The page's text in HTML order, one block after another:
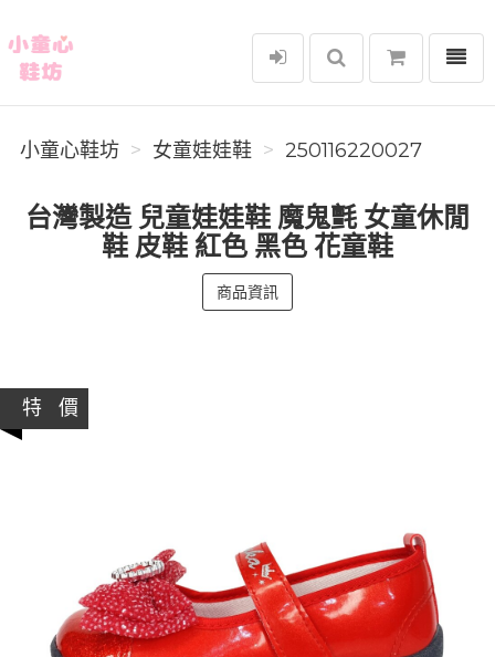
小童心鞋坊
選單
小童心鞋坊 女童娃娃鞋 250116220027
台灣製造 兒童娃娃鞋 魔鬼氈 女童休閒
鞋 皮鞋 紅色 黑色 花童鞋
商品資訊
特 價